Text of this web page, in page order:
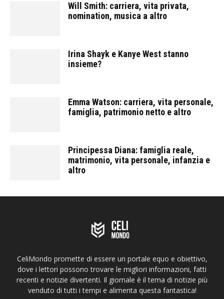
Will Smith: carriera, vita privata,
nomination, musica a altro
Irina Shayk e Kanye West stanno
insieme?
Emma Watson: carriera, vita personale,
famiglia, patrimonio netto e altro
Principessa Diana: famiglia reale,
matrimonio, vita personale, infanzia e
altro
CeliMondo promette di essere un portale equo e obiettivo,
dove i lettori possono trovare le migliori informazioni, fatti
recenti e notizie divertenti. Il giornale è il tema di notizie più
venduto di tutti i tempi e alimenta questa fantastica!